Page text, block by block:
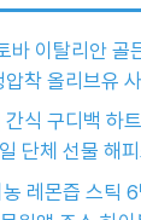
바 이탈리안 골
착 올리브유
식 구디백 하
단체 선물 해
레몬즙 스틱